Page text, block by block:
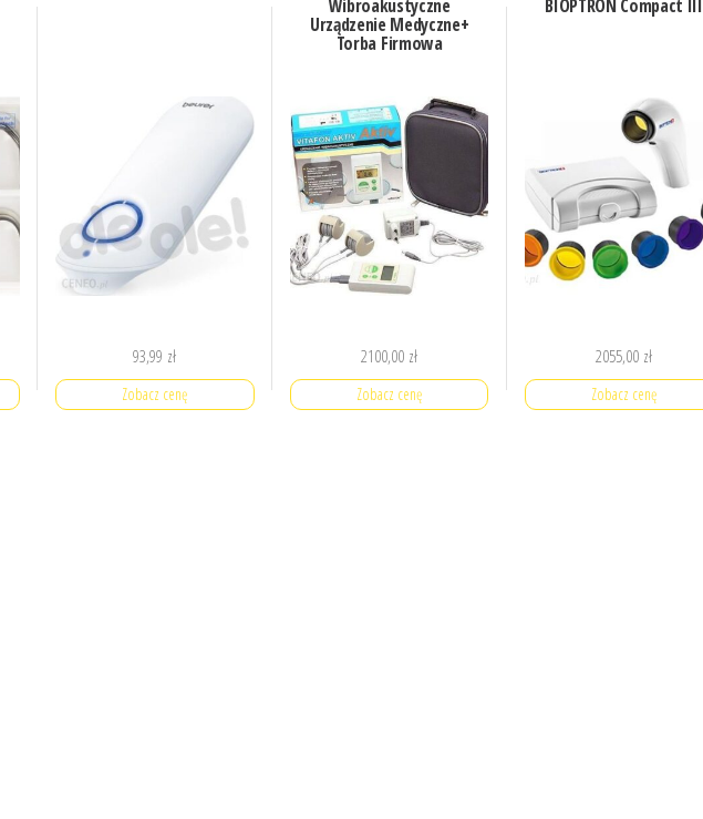
93,99 zł
Zobacz cenę
Wibroakustyczne
Urządzenie Medyczne+
Torba Firmowa
2100,00 zł
Zobacz cenę
BIOPTRON Compact III
2055,00 zł
Zobacz cenę